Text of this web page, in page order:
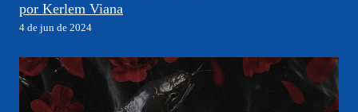
por Kerlem Viana
4 de jun de 2024